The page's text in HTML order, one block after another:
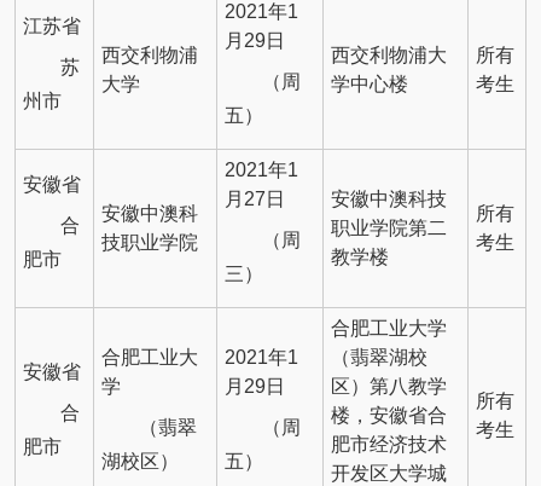
江苏省
苏
州市
西交利物浦
大学
2021年1
月29日
（周
五）
西交利物浦大
学中心楼
所有
考生
安徽省
合
肥市
安徽中澳科
技职业学院
2021年1
月27日
（周
三）
安徽中澳科技
职业学院第二
教学楼
所有
考生
安徽省
合
肥市
合肥工业大
学
（翡翠
湖校区）
2021年1
月29日
（周
五）
合肥工业大学
（翡翠湖校
区）第八教学
楼，安徽省合
肥市经济技术
开发区大学城
所有
考生